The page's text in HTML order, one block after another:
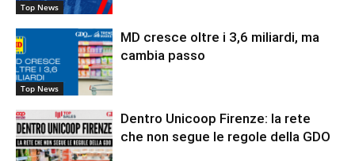
Top News
Top News
MD cresce oltre i 3,6 miliardi, ma
cambia passo
Dentro Unicoop Firenze: la rete
che non segue le regole della GDO